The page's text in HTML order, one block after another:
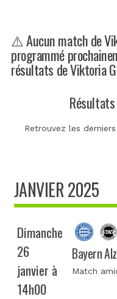
⚠️ Aucun match de
programmé
résultats de Viktoria
Retrouvez les
JANVIER 2025
Dimanche
26
janvier à
14h00
Bayern
Match